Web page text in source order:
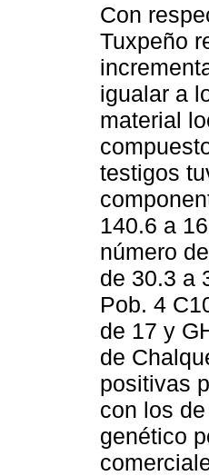
Con
Tuxpeño
igualar a
material
testigos
140.6 a
número
de 30.3 a
Pob. 4
de 17 y
de
positivas
con los
genético